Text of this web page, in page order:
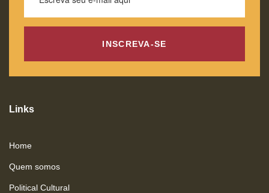
INSCREVA-SE
Links
Home
Quem somos
Political Cultural